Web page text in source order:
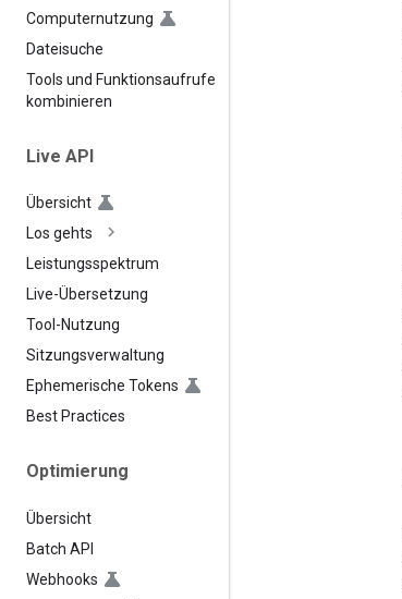
Computernutzung
Dateisuche
Tools und Funktionsaufrufe
kombinieren
Live API
Übersicht
Los gehts
Leistungsspektrum
Live-Übersetzung
Tool-Nutzung
Sitzungsverwaltung
Ephemerische Tokens
Best Practices
Optimierung
Übersicht
Batch API
Webhooks